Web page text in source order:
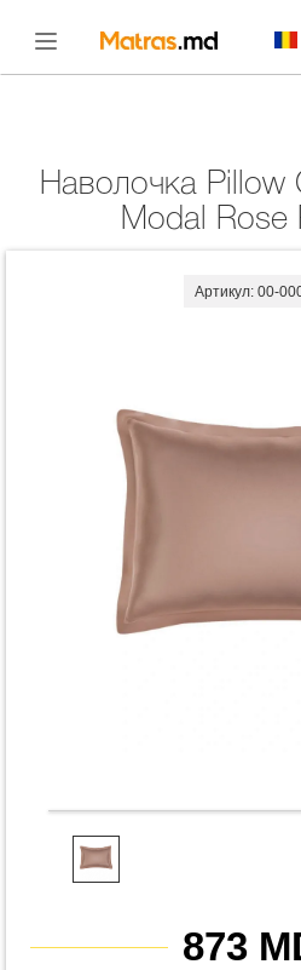
Наволочка
3/4
Наволочка Pillow Case Exclusive
Modal Rose
Артикул: 00-
873